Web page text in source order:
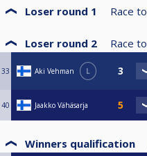
Loser round 1 Race to
Loser round 2 Race to
33 Aki Vehman L
40 Jaakko Vähäsarja
Winners qualification